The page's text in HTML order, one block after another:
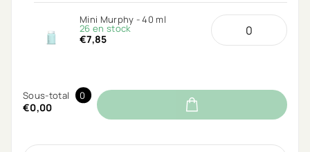
Mini Murphy - 40 ml
26 en stock
€7,85
Sous-total 0
€0,00